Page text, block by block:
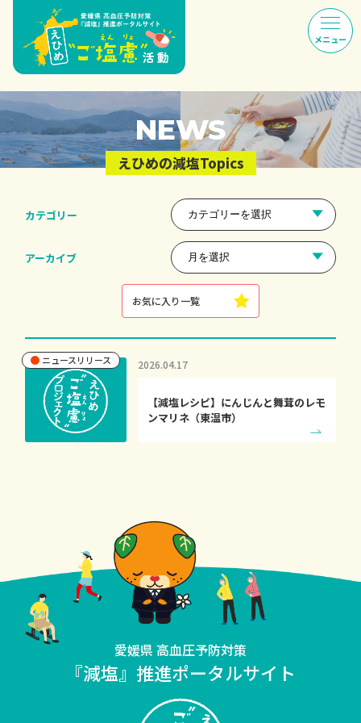
NEWS
えひめの減塩Topics
カテゴリー
アーカイブ
お気に入り一覧
ニュースリリース 2026.04.17
【減塩レシピ】にんじんと舞茸のレモ
ンマリネ（東温市）
愛媛県 高血圧予防対策
『減塩』推進ポータルサイト